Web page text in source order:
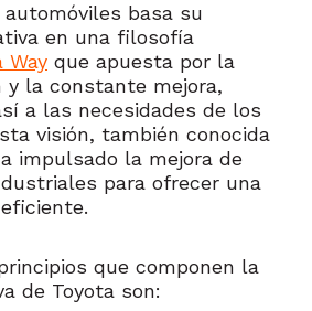
basa su
en una filosofía
Way que apuesta por la
y la constante mejora,
a las necesidades de los
visión, también conocida
impulsado la mejora de
para ofrecer una
que componen la
de Toyota son: